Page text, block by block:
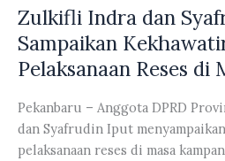
Tertib
Berlalu
Lintas
Zulkifli Indra dan
Sampaikan
Pelaksanaan Reses di
Pekanbaru – Anggota DPRD
dan Syafrudin Iput
pelaksanaan reses di masa